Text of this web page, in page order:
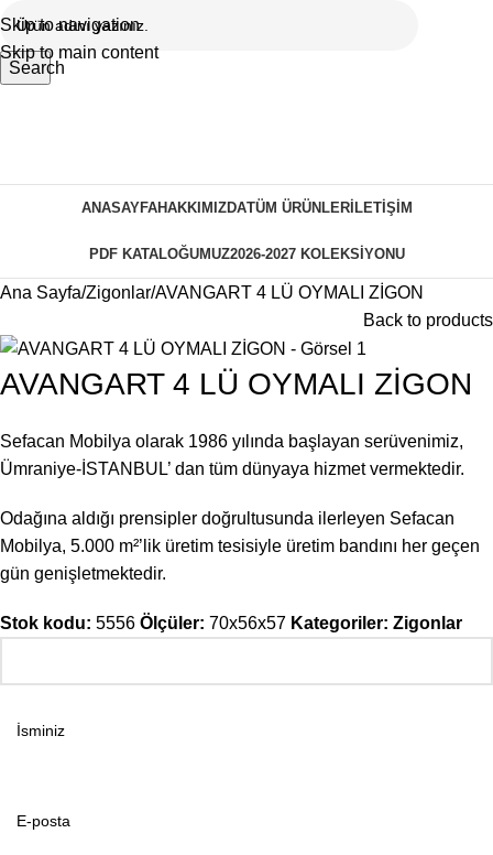
Skip to navigation
Skip to main content
Search
ANASAYFAHAKKIMIZDATÜM ÜRÜNLERİLETIŞIM
PDF KATALOĞUMUZ2026-2027 KOLEKSIYONU
Ana Sayfa Zigonlar AVANGART 4 LÜ OYMALI ZİGON
Back to products
AVANGART 4 LÜ OYMALI ZİGON
Sefacan Mobilya olarak 1986 yılında başlayan serüvenimiz,
Ümraniye-İSTANBUL’ dan tüm dünyaya hizmet vermektedir.
Odağına aldığı prensipler doğrultusunda ilerleyen Sefacan
Mobilya, 5.000 m²’lik üretim tesisiyle üretim bandını her geçen
gün genişletmektedir.
Stok kodu: 5556 Ölçüler: 70x56x57 Kategoriler: Zigonlar